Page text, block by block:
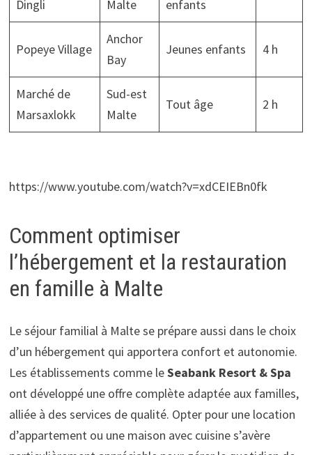
Dingli Malte enfants
Popeye Village
Anchor
Bay
Jeunes enfants 4 h
Marché de
Marsaxlokk
Sud-est
Malte
Tout âge 2 h
https://www.youtube.com/watch?v=xdCEIEBn0fk
Comment optimiser
l’hébergement et la restauration
en famille à Malte
Le séjour familial à Malte se prépare aussi dans le choix
d’un hébergement qui apportera confort et autonomie.
Les établissements comme leSeabank Resort & Spa
ont développé une offre complète adaptée aux familles,
alliée à des services de qualité. Opter pour une location
d’appartement ou une maison avec cuisine s’avère